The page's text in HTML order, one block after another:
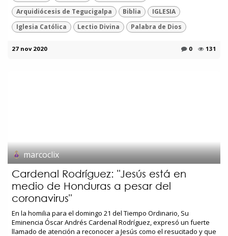
Arquidiócesis de Tegucigalpa
Biblia
IGLESIA
Iglesia Católica
Lectio Divina Palabra de Dios
27 nov 2020 0 131
marcoclix
Cardenal Rodríguez: "Jesús está en
medio de Honduras a pesar del
coronavirus"
En la homilia para el domingo 21 del Tiempo Ordinario, Su
Eminencia Óscar Andrés Cardenal Rodríguez, expresó un fuerte
llamado de atención a reconocer a Jesús como el resucitado y que